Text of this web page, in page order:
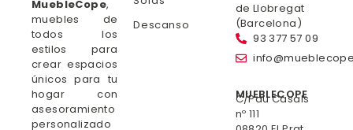
MuebleCope,
muebles de
todos los
estilos para
crear espacios
únicos para tu
hogar con
asesoramiento
personalizado
Descanso
de Llobregat
(Barcelona)
93 377 57 09
MUEBLECOPE
C/Pau Casals
nº 111